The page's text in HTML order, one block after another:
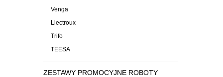
Venga
Liectroux
Trifo
TEESA
ZESTAWY PROMOCYJNE ROBOTY